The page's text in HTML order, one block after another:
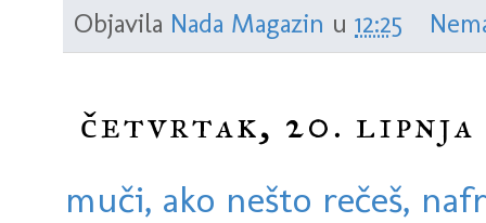
Objavila Nada Magazin u 12:25
četvrtak, 20. lipnja
muči, ako nešto rečeš,